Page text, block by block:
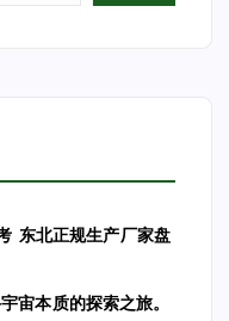
东北正规生产厂家盘
宙本质的探索之旅。